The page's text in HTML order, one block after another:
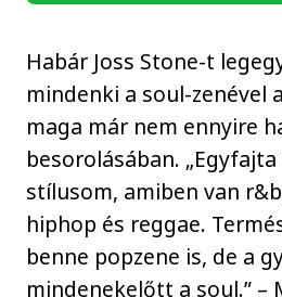
Habár Joss Stone-t
mindenki a soul-zenével
maga már nem ennyire
besorolásában.
stílusom, amiben van
hiphop és reggae.
benne popzene is, de a
mindenekelőtt a soul.” –